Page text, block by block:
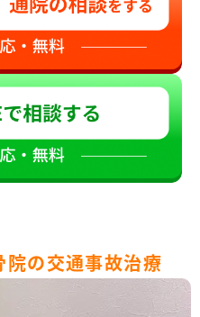
の交通事故治療